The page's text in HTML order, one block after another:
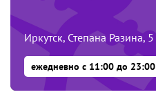
Иркутск, Степана Разина, 5
ежедневно с 11:00 до 23:00